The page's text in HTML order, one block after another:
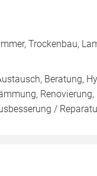
Trockenbau,
Beratung,
/